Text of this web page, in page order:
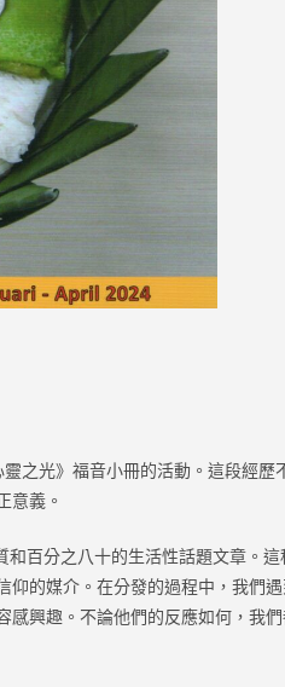
之光》福音小冊的活動。這段經歷
意義。
百分之八十的生活性話題文章。
仰的媒介。在分發的過程中，我們
感興趣。不論他們的反應如何，我